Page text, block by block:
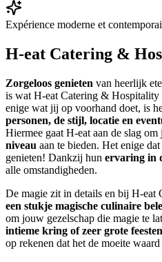
Expérience moderne et
H-eat Catering &
Zorgeloos genieten van heerlijk
is wat H-eat Catering & Hospitality
enige wat jij op voorhand doet, is
personen, de stijl, locatie en
Hiermee gaat H-eat aan de slag om
niveau aan te bieden. Het enige
genieten! Dankzij hun ervaring in
alle omstandigheden.
De magie zit in details en bij H-eat
een stukje magische culinaire
om jouw gezelschap die magie te
intieme kring of zeer grote feesten
op rekenen dat het de moeite